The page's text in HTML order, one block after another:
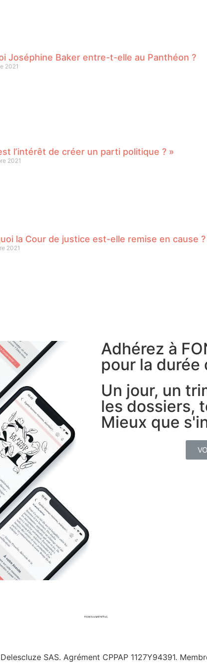
Joséphine Baker entre-t-elle au Panthéon ?
2021
l’intérêt de créer un parti politique ? »
2021
la Cour de justice est-elle remise en cause ?
2021
Adhérez à
pour la durée
Un jour, un
les dossiers,
Mieux que
SAS. Agrément CPPAP 1127Y94391.